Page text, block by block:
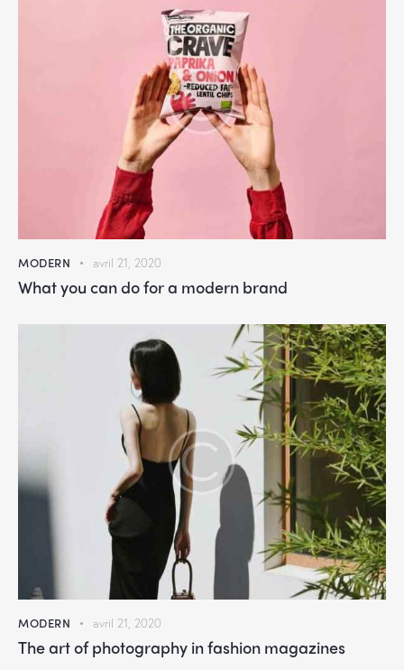
MODERN avril 21, 2020
What you can do for a modern brand
MODERN avril 21, 2020
The art of photography in fashion magazines